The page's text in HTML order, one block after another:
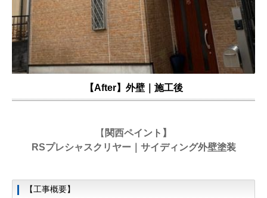
【After】外壁｜施工後
【 関西ペイント 】
RSプレシャスクリヤー｜サイディング外壁塗装
【工事概要】